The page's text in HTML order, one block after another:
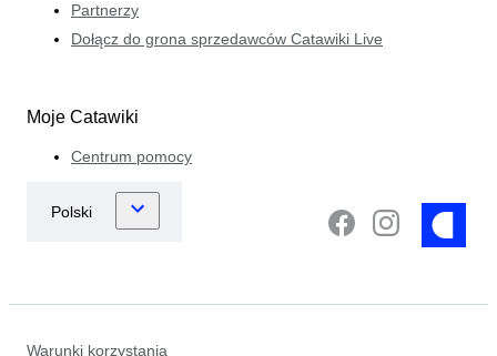
Partnerzy
Dołącz do grona sprzedawców Catawiki Live
Moje Catawiki
Centrum pomocy
Warunki korzystania